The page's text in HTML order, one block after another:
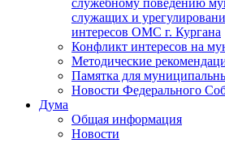
служебному поведению
служащих и
интересов ОМС г. Кургана
Конфликт интересов на
Методические
Памятка для
Новости Федерального
Дума
Общая информация
Новости